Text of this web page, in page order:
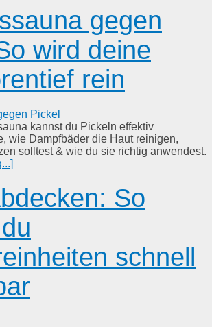
gegen
wird deine
rein
kannst du Pickeln effektiv
wie Dampfbäder die Haut reinigen,
solltest & wie du sie richtig anwendest.
So
schnell